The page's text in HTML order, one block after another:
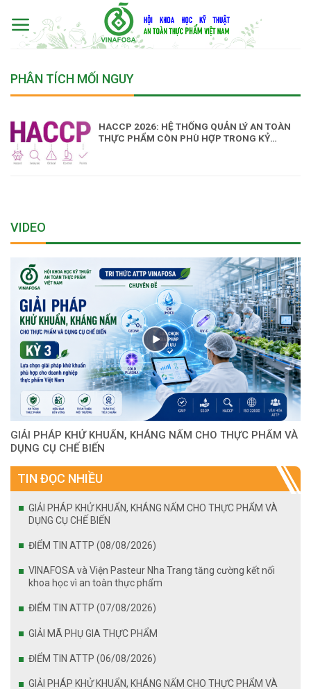
content
PHÂN TÍCH MỐI NGUY
HACCP 2026: HỆ THỐNG QUẢN LÝ AN TOÀN
THỰC PHẨM CÒN PHÙ HỢP TRONG KỶ
VIDEO
GIẢI PHÁP KHỬ KHUẨN, KHÁNG NẤM CHO THỰC PHẨM VÀ
DỤNG CỤ CHẾ BIẾN
TIN ĐỌC NHIỀU
GIẢI PHÁP KHỬ KHUẨN, KHÁNG NẤM CHO THỰC PHẨM VÀ
DỤNG CỤ CHẾ BIẾN
ĐIỂM TIN ATTP (08/08/2026)
VINAFOSA và Viện Pasteur Nha Trang tăng cường kết nối
khoa học vì an toàn thực phẩm
ĐIỂM TIN ATTP (07/08/2026)
GIẢI MÃ PHỤ GIA THỰC PHẨM
ĐIỂM TIN ATTP (06/08/2026)
GIẢI PHÁP KHỬ KHUẨN, KHÁNG NẤM CHO THỰC PHẨM VÀ